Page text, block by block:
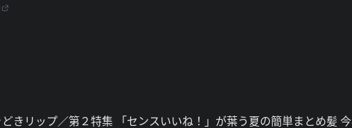
きリップ／第２特集 「センスいいね！」が葉う夏の簡単まとめ髪